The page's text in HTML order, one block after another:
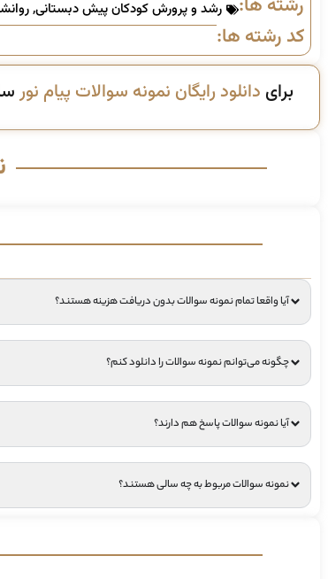
رشد و پرورش کودکان پیش دبستانی,
کد رشته ها:
برای دانلود رایگان نمونه سوالات پیام نور
آیا واقعا تمام نمونه سوالات بدون دریافت هزینه هستند؟
چگونه می‌توانم نمونه سوالات را دانلود کنم؟
آیا نمونه سوالات پاسخ هم دارند؟
نمونه سوالات مربوط به چه سالی هستند؟